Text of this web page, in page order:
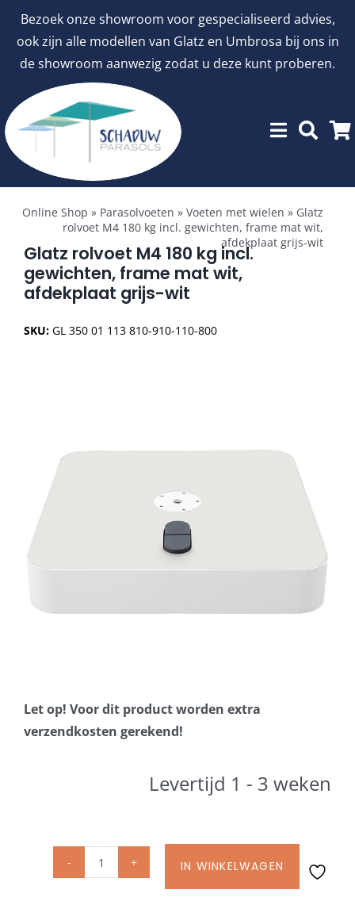
Bezoek onze showroom voor gespecialiseerd advies,
ook zijn alle modellen van Glatz en Umbrosa bij ons in
de showroom aanwezig zodat u deze kunt proberen.
inhoud
Toggle
Navigation
aanbiedingen
Stokparasols
Muurparasols
Schaduwdoeken
Snel leverbaar
Parasolvoeten
Beschermhoezen
Glatz parasoldoeken
Online Shop » Parasolvoeten » Voeten met wielen » Glatz
rolvoet M4 180 kg incl. gewichten, frame mat wit,
afdekplaat grijs-wit
Glatz rolvoet M4 180 kg incl.
gewichten, frame mat wit,
afdekplaat grijs-wit
SKU: GL 350 01 113 810-910-110-800
Let op! Voor dit product worden extra
verzendkosten gerekend!
Levertijd 1 - 3 weken
Glatz
IN WINKELWAGEN